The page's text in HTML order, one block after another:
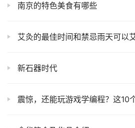
南京的特色美食有哪些
艾灸的最佳时间和禁忌雨天可以艾
新石器时代
震惊，还能玩游戏学编程？这10个网站请